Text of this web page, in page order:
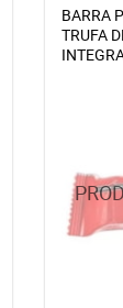
BARRA
TRUFA